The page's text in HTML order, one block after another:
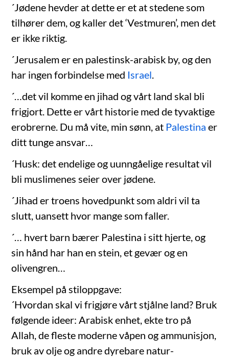
´Jødene hevder at dette er et at stedene som
tilhører dem, og kaller det ‘Vestmuren’, men det
er ikke riktig.
´Jerusalem er en palestinsk-arabisk by, og den
har ingen forbindelse med Israel
´…det vil komme en jihad og vårt land skal bli
frigjort. Dette er vårt historie med de tyvaktige
erobrerne. Du må vite, min sønn, at Palestina er
ditt tunge ansvar…
´Husk: det endelige og uunngåelige resultat vil
bli muslimenes seier over jødene.
´Jihad er troens hovedpunkt som aldri vil ta
slutt, uansett hvor mange som faller.
´… hvert barn bærer Palestina i sitt hjerte, og
sin hånd har han en stein, et gevær og en
olivengren…
Eksempel på stiloppgave:
´Hvordan skal vi frigjøre vårt stjålne land? Bruk
følgende ideer: Arabisk enhet, ekte tro på
Allah, de fleste moderne våpen og ammunisjon,
bruk av olje og andre dyrebare natur-